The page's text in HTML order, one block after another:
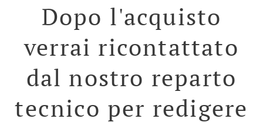
Dopo l'acquisto
verrai ricontattato
dal nostro reparto
tecnico per redigere